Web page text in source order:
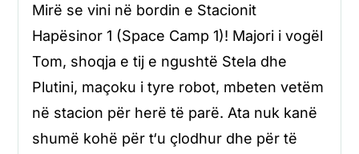
Mirë se vini në bordin e Stacionit
Hapësinor 1 (Space Camp 1)! Majori i vogël
Tom, shoqja e tij e ngushtë Stela dhe
Plutini, maçoku i tyre robot, mbeten vetëm
në stacion për herë të parë. Ata nuk kanë
shumë kohë për t‘u çlodhur dhe për të